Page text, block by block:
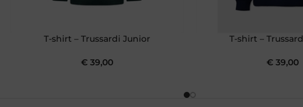
T-shirt – Trussardi Junior
€39,00
T-shirt –
€ 39,00